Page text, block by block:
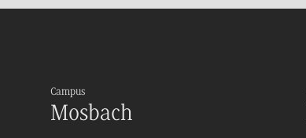
Campus
Mosbach